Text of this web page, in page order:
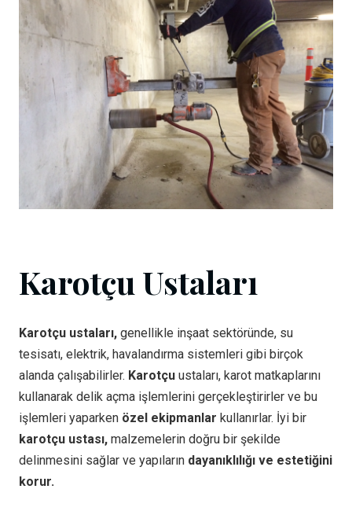
Karotçu Ustaları
Karotçu ustaları, genellikle inşaat sektöründe, su
tesisatı, elektrik, havalandırma sistemleri gibi birçok
alanda çalışabilirler. Karotçu ustaları, karot matkaplarını
kullanarak delik açma işlemlerini gerçekleştirirler ve bu
işlemleri yaparken özel ekipmanlar kullanırlar. İyi bir
karotçu ustası, malzemelerin doğru bir şekilde
delinmesini sağlar ve yapıların dayanıklılığı ve estetiğini
korur.